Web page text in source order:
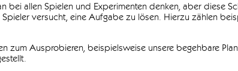
bei allen Spielen und Experimenten denken, aber diese
versucht, eine Aufgabe zu lösen. Hierzu zählen
zum Ausprobieren, beispielsweise unsere begehbare